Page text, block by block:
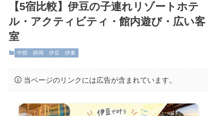
【5宿比較】伊豆の子連れリゾートホテ
ル・アクティビティ・館内遊び・広い客
室
中部 静岡 伊豆 伊東
当ページのリンクには広告が含まれています。